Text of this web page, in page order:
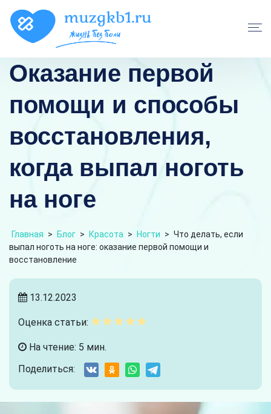
Оказание первой
помощи и способы
восстановления,
когда выпал ноготь
на ноге
Главная > Блог > Красота > Ногти > Что делать, если
выпал ноготь на ноге: оказание первой помощи и
восстановление
13.12.2023
Оценка статьи:
На чтение: 5 мин.
Поделиться: